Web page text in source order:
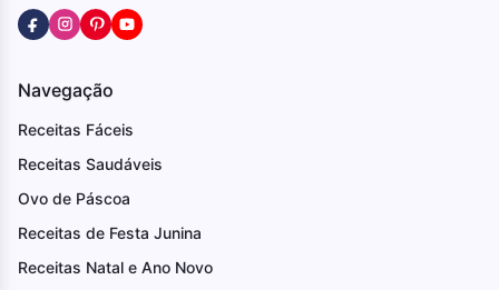
Navegação
Receitas Fáceis
Receitas Saudáveis
Ovo de Páscoa
Receitas de Festa Junina
Receitas Natal e Ano Novo